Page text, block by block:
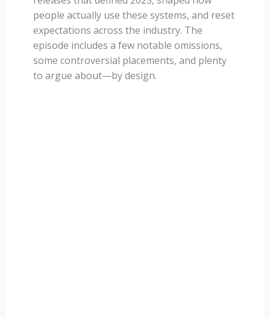
people actually use these systems, and reset
expectations across the industry. The
episode includes a few notable omissions,
some controversial placements, and plenty
to argue about—by design.